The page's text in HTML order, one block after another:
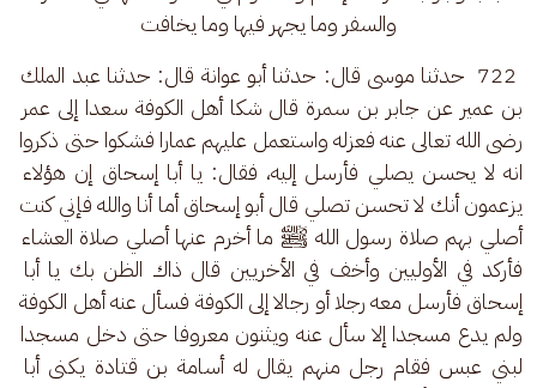
والسفر وما يجهر فيها وما يخافت
722  حدثنا موسى قال: حدثنا أبو عوانة قال: حدثنا عبد الملك
بن عمير عن جابر بن سمرة قال شكا أهل الكوفة سعدا إلى عمر
رضى الله تعالى عنه فعزله واستعمل عليهم عمارا فشكوا حتى ذكروا
انه لا يحسن يصلي فأرسل إليه، فقال: يا أبا إسحاق إن هؤلاء
يزعمون أنك لا تحسن تصلي قال أبو إسحاق أما أنا والله فإني كنت
أصلي بهم صلاة رسول الله ﷺ ما أخرم عنها أصلي صلاة العشاء
فأركد في الأوليين وأخف في الأخريين قال ذاك الظن بك يا أبا
إسحاق فأرسل معه رجلا أو رجالا إلى الكوفة فسأل عنه أهل الكوفة
ولم يدع مسجدا إلا سأل عنه ويثنون معروفا حتى دخل مسجدا
لبني عبس فقام رجل منهم يقال له أسامة بن قتادة يكنى أبا